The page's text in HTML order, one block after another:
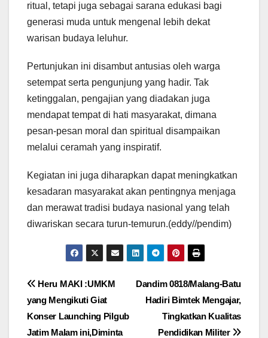
ritual, tetapi juga sebagai sarana edukasi bagi
generasi muda untuk mengenal lebih dekat
warisan budaya leluhur.
Pertunjukan ini disambut antusias oleh warga
setempat serta pengunjung yang hadir. Tak
ketinggalan, pengajian yang diadakan juga
mendapat tempat di hati masyarakat, dimana
pesan-pesan moral dan spiritual disampaikan
melalui ceramah yang inspiratif.
Kegiatan ini juga diharapkan dapat meningkatkan
kesadaran masyarakat akan pentingnya menjaga
dan merawat tradisi budaya nasional yang telah
diwariskan secara turun-temurun.(eddy//pendim)
Navigasi
pos
Dandim 0818/Malang-Batu
Hadiri Bimtek Mengajar,
Tingkatkan Kualitas
Pendidikan Militer
Heru MAKI :UMKM
yang Mengikuti Giat
Konser Launching Pilgub
Jatim Malam ini,Diminta